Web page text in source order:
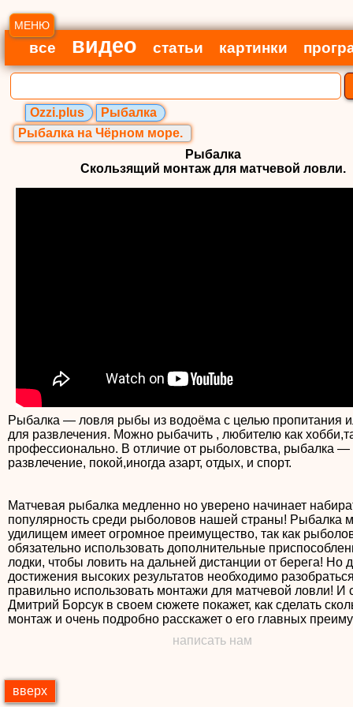
МЕНЮ
все видео статьи картинки
Ozzi.plus
Рыбалка
Рыбалка на Чёрном море.
Рыбалка
Скользящий монтаж для матчевой ловли.
Рыбалка — ловля рыбы из водоёма с целью пропитания
для развлечения. Можно рыбачить , любителю как
профессионально. В отличие от рыболовства, рыбалка —
развлечение, покой,иногда азарт, отдых, и спорт.
Матчевая рыбалка медленно но уверено начинает
популярность среди рыболовов нашей страны! Рыбалка
удилищем имеет огромное преимущество, так как
обязательно использовать дополнительные
лодки, чтобы ловить на дальней дистанции от берега! Но
достижения высоких результатов необходимо
правильно использовать монтажи для матчевой ловли! И
Дмитрий Борсук в своем сюжете покажет, как сделать
монтаж и очень подробно расскажет о его главных
написать нам
вверх